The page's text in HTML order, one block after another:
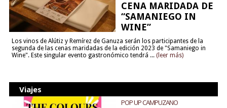
CENA MARIDADA DE
“SAMANIEGO IN
WINE”
Los vinos de Alútiz y Remírez de Ganuza serán los participantes de la
segunda de las cenas maridadas de la edición 2023 de "Samaniego in
Wine". Este singular evento gastronómico tendrá ... (leer más)
Viajes
POP UP CAMPUZANO